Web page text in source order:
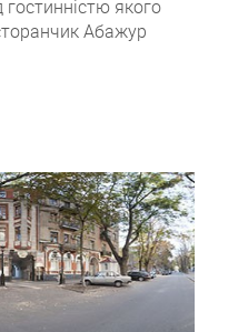
якого
Абажур